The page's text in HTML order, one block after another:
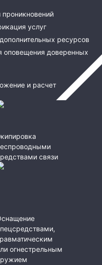
услуг
ресурсов
оповещения доверенных
и расчет
связи
огнестрельным